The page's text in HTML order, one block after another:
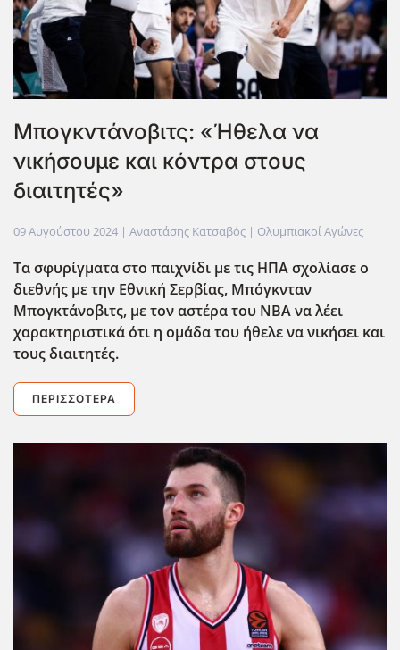
Μπογκντάνοβιτς: «Ήθελα να
νικήσουμε και κόντρα στους
διαιτητές»
09 Αυγούστου 2024 | Αναστάσης Κατσαβός | Ολυμπιακοί Αγώνες
Τα σφυρίγματα στο παιχνίδι με τις ΗΠΑ σχολίασε ο
διεθνής με την Εθνική Σερβίας, Μπόγκνταν
Μπογκτάνοβιτς, με τον αστέρα του NBA να λέει
χαρακτηριστικά ότι η ομάδα του ήθελε να νικήσει και
τους διαιτητές.
ΠΕΡΙΣΣΌΤΕΡΑ